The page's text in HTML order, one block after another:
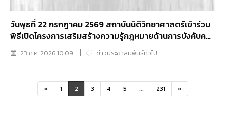
วันพุธที่ 22 กรกฎาคม 2569 สถาบันนิติวิทยาศาสตร์เข้าร่วม
พิธีเปิดโครงการเสริมสร้างความรู้กฎหมายด้านการบังคับคดี
และวินัยทางการเงิน เพื่อเทิดพระเกียรติสมเด็จพระเจ้าลูกเธอ
เจ้าฟ้าพัชรกิติยาภาฯ
23 ก.ค. 2026 10:09 ข่าวประชาสัมพันธ์ทั่วไป
« 1 2 3 4 5 ... 231 »